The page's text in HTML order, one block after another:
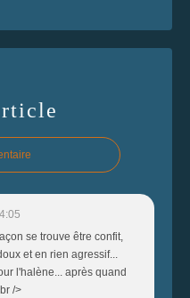
se trouve être confit,
et en rien agressif...
l'halène... après quand
/>